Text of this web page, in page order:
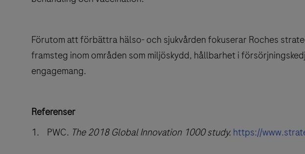
Förutom att förbättra hälso- och sjukvården fokuserar Roches
framsteg inom områden som miljöskydd, hållbarhet i
engagemang.
Referenser
1. PWC. The 2018 Global Innovation 1000 study. https://